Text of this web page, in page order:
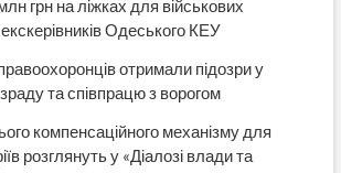
грн на ліжках для військових
Одеського КЕУ
отримали підозри у
та співпрацю з ворогом
компенсаційного механізму для
розглянуть у «Діалозі влади та